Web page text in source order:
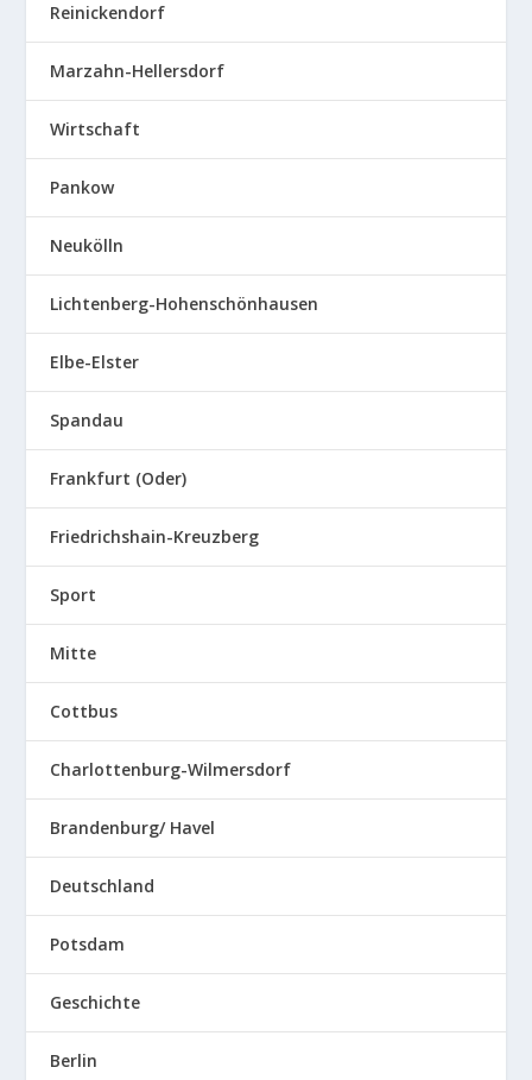
Reinickendorf
Marzahn-Hellersdorf
Wirtschaft
Pankow
Neukölln
Lichtenberg-Hohenschönhausen
Elbe-Elster
Spandau
Frankfurt (Oder)
Friedrichshain-Kreuzberg
Sport
Mitte
Cottbus
Charlottenburg-Wilmersdorf
Brandenburg/ Havel
Deutschland
Potsdam
Geschichte
Berlin